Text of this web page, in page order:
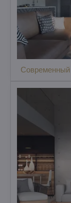
Современный